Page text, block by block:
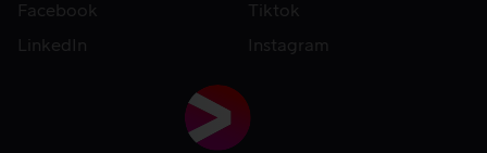
Facebook
Tiktok
LinkedIn
Instagram